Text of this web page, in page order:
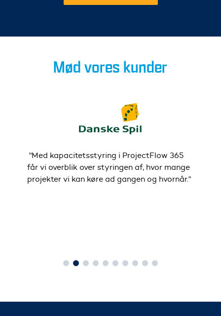
Mød vores kunder
"Med kapacitetsstyring i ProjectFlow 365
får vi overblik over styringen af, hvor mange
projekter vi kan køre ad gangen og hvornår."